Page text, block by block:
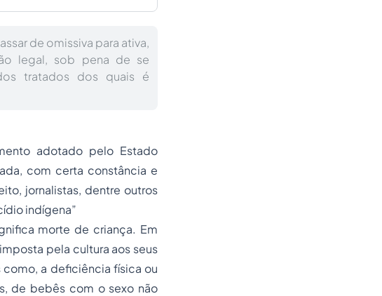
de omissiva para ativa,
legal, sob pena de se
tratados dos quais é
adotado pelo Estado
com certa constância e
jornalistas, dentre outros
indígena”
morte de criança. Em
pela cultura aos seus
como, a deficiência física ou
de bebês com o sexo não